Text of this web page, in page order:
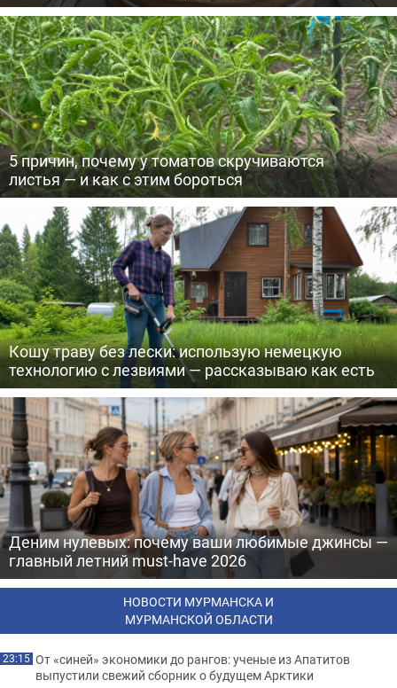
5 причин, почему у томатов скручиваются
листья — и как с этим бороться
Кошу траву без лески: использую немецкую
технологию с лезвиями — рассказываю как есть
Деним нулевых: почему ваши любимые джинсы —
главный летний must-have 2026
НОВОСТИ МУРМАНСКА И
МУРМАНСКОЙ ОБЛАСТИ
23:15 От «синей» экономики до рангов: ученые из Апатитов
выпустили свежий сборник о будущем Арктики